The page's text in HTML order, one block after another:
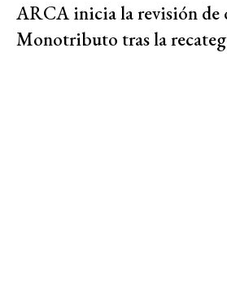
ARCA inicia la revisión de
Monotributo tras la